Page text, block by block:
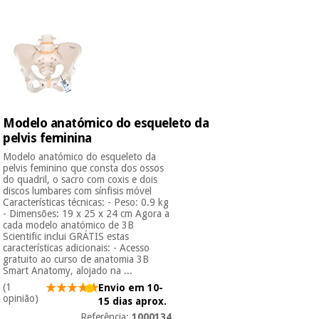
Ofertas
Outlet
Fisaude
Tech
Academy
Fisaude
Aluguer
tradicional
chinesa
Mobiliário
Gabinetes
terapêuticos
Material de
proteção
essencial
para
coronavirus
Aerobic,
fitness
e
Novidades
Ofertas
Outlet
Fisaude
Tech
Academy
sanitário
chinesa
Mobiliário
clínico
Gabinetes
terapêuticos
Material de
proteção
Modelo anatómico do esqueleto da
pelvis feminina
Modelo anatómico do esqueleto da
pelvis feminino que consta dos ossos
do quadril, o sacro com coxis e dois
discos lumbares com sínfisis móvel
Características técnicas: - Peso: 0.9 kg
- Dimensões: 19 x 25 x 24 cm Agora a
cada modelo anatómico de 3B
Scientific inclui GRÁTIS estas
características adicionais: - Acesso
gratuito ao curso de anatomia 3B
Smart Anatomy, alojado na ...
(1
opinião)
Envio em 10-
15 dias aprox.
Referência:1000134